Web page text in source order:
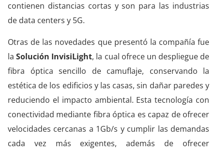
contienen distancias cortas y son para las industrias
de data centers y 5G.
Otras de las novedades que presentó la compañía fue
laSolución InvisiLight, la cual ofrece un despliegue de
fibra óptica sencillo de camuflaje, conservando la
estética de los edificios y las casas, sin dañar paredes y
reduciendo el impacto ambiental. Esta tecnología con
conectividad mediante fibra óptica es capaz de ofrecer
velocidades cercanas a 1Gb/s y cumplir las demandas
cada vez más exigentes, además de ofrecer